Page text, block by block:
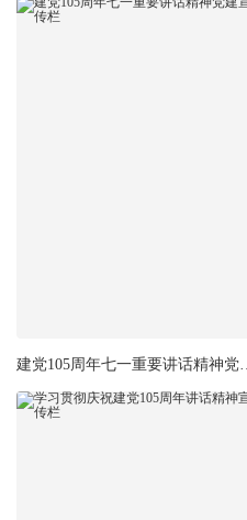
建党105周